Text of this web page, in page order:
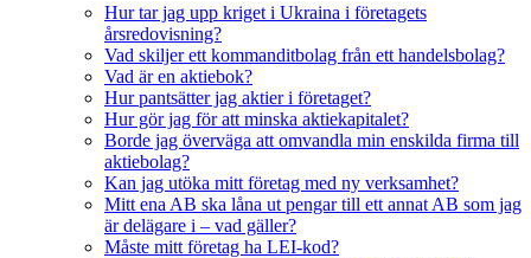
Hur tar jag upp kriget i Ukraina i företagets
årsredovisning?
Vad skiljer ett kommanditbolag från ett handelsbolag?
Vad är en aktiebok?
Hur pantsätter jag aktier i företaget?
Hur gör jag för att minska aktiekapitalet?
Borde jag överväga att omvandla min enskilda firma till
aktiebolag?
Kan jag utöka mitt företag med ny verksamhet?
Mitt ena AB ska låna ut pengar till ett annat AB som jag
är delägare i – vad gäller?
Måste mitt företag ha LEI-kod?